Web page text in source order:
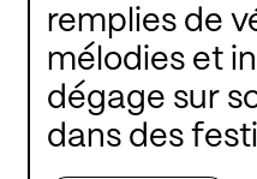
remplies de
mélodies et
dégage sur
dans des